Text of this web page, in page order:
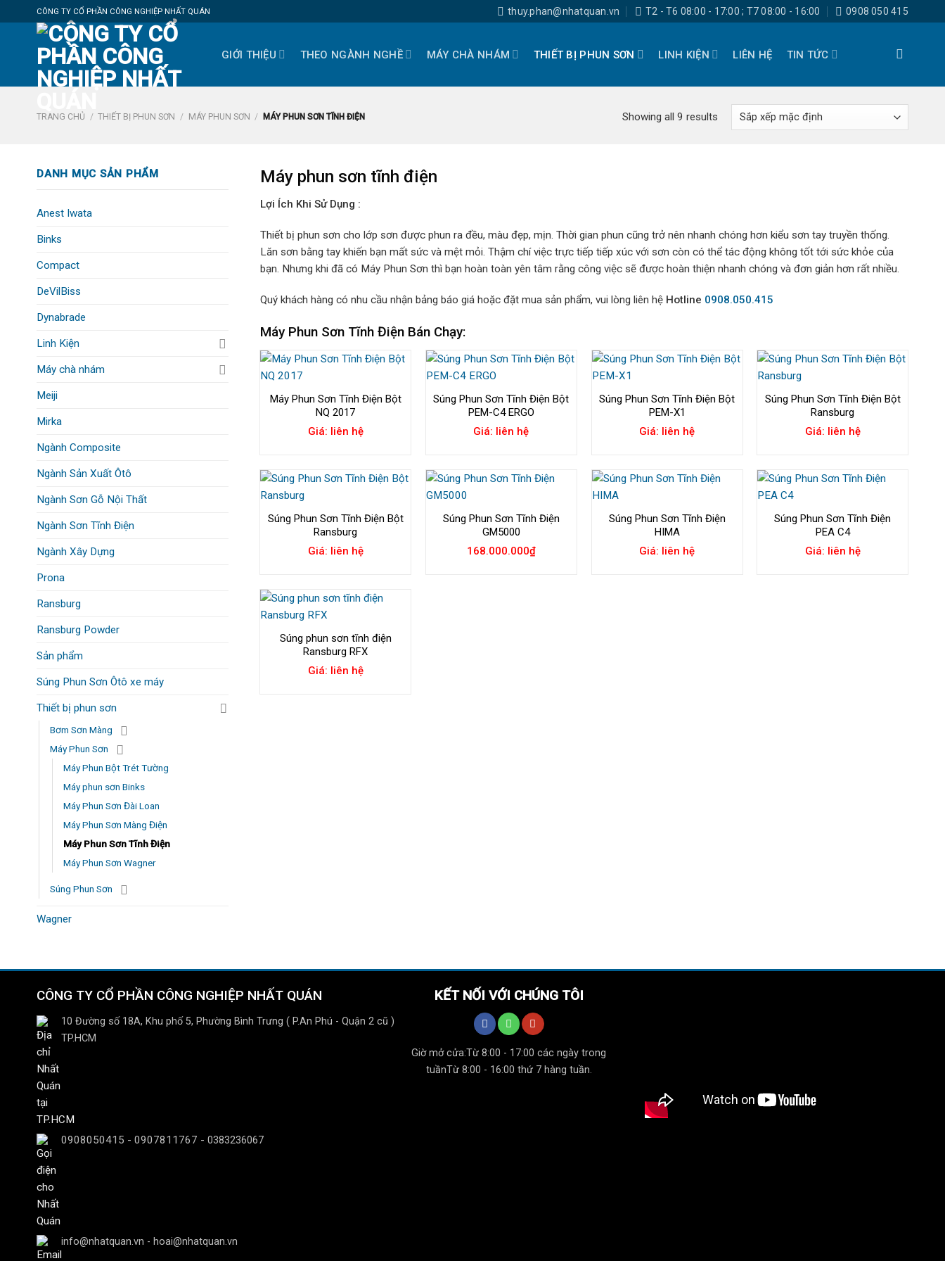
to
CÔNG TY CỔ PHẦN CÔNG NGHIỆP NHẤT QUÁN thuy.phan@nhatquan.vn T2 - T6 08:00 - 17:00 ; T7 08:00 - 16:00 0908 050 415
GIỚI THIỆU THEO NGÀNH NGHỀ MÁY CHÀ NHÁM THIẾT BỊ PHUN SƠN LINH KIỆN LIÊN HỆ TIN TỨC
TRANG CHỦ / THIẾT BỊ PHUN SƠN / MÁY PHUN SƠN / MÁY PHUN SƠN TĨNH ĐIỆN Showing all 9 results
DANH MỤC SẢN PHẨM
Anest Iwata
Binks
Compact
DeVilBiss
Dynabrade
Linh Kiện
Máy chà nhám
Meiji
Mirka
Ngành Composite
Ngành Sản Xuất Ôtô
Ngành Sơn Gỗ Nội Thất
Ngành Sơn Tĩnh Điện
Ngành Xây Dựng
Prona
Ransburg
Ransburg Powder
Sản phẩm
Súng Phun Sơn Ôtô xe máy
Thiết bị phun sơn
Bơm Sơn Màng
Máy Phun Sơn
Máy Phun Bột Trét Tường
Máy phun sơn Binks
Máy Phun Sơn Đài Loan
Máy Phun Sơn Màng Điện
Máy Phun Sơn Tĩnh Điện
Máy Phun Sơn Wagner
Súng Phun Sơn
Wagner
Máy phun sơn tĩnh điện
Lợi Ích Khi Sử Dụng :
Thiết bị phun sơn cho lớp sơn được phun ra đều, màu đẹp, mịn. Thời gian phun cũng trở nên nhanh chóng hơn kiểu sơn tay truyền thống.
Lăn sơn bằng tay khiến bạn mất sức và mệt mỏi. Thậm chí việc trực tiếp tiếp xúc với sơn còn có thể tác động không tốt tới sức khỏe của
bạn. Nhưng khi đã có Máy Phun Sơn thì bạn hoàn toàn yên tâm rằng công việc sẽ được hoàn thiện nhanh chóng và đơn giản hơn rất nhiều.
Quý khách hàng có nhu cầu nhận bảng báo giá hoặc đặt mua sản phẩm, vui lòng liên hệ Hotline 0908.050.415
Máy Phun Sơn Tĩnh Điện Bán Chạy:
Máy Phun Sơn Tĩnh Điện Bột
NQ 2017
Giá: liên hệ
Súng Phun Sơn Tĩnh Điện Bột
PEM-C4 ERGO
Giá: liên hệ
Súng Phun Sơn Tĩnh Điện Bột
PEM-X1
Giá: liên hệ
Súng Phun Sơn Tĩnh Điện Bột
Ransburg
Giá: liên hệ
Súng Phun Sơn Tĩnh Điện Bột
Ransburg
Giá: liên hệ
Súng Phun Sơn Tĩnh Điện
GM5000
168.000.000₫
Súng Phun Sơn Tĩnh Điện
HIMA
Giá: liên hệ
Súng Phun Sơn Tĩnh Điện
PEA C4
Giá: liên hệ
Súng phun sơn tĩnh điện
Ransburg RFX
Giá: liên hệ
CÔNG TY CỔ PHẦN CÔNG NGHIỆP NHẤT QUÁN
10 Đường số 18A, Khu phố 5, Phường Bình Trưng ( P.An Phú - Quận 2 cũ )
TP.HCM
0908050415 -0907811767 -0383236067
info@nhatquan.vn - hoai@nhatquan.vn
KẾT NỐI VỚI CHÚNG TÔI
Giờ mở cửa:Từ 8:00 - 17:00 các ngày trong
tuầnTừ 8:00 - 16:00 thứ 7 hàng tuần.